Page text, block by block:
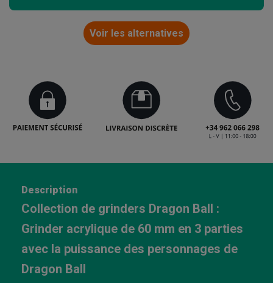
Voir les alternatives
Description
Collection de grinders Dragon Ball :
Grinder acrylique de 60 mm en 3 parties
avec la puissance des personnages de
Dragon Ball